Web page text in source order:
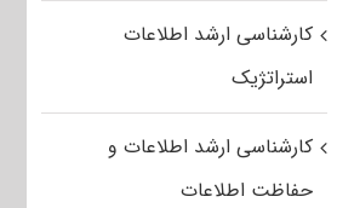
کارشناسی ارشد اطلاعات
استراتژیک
کارشناسی ارشد اطلاعات و
حفاظت اطلاعات